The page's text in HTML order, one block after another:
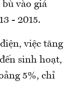
vào giá
- 2015.
việc tăng
sinh hoạt,
5%, chỉ